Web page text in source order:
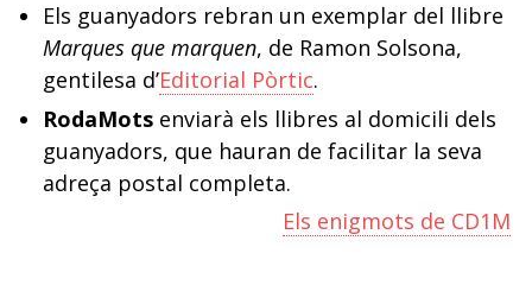
Els guanyadors rebran un exemplar del llibre
Marques que marquen, de Ramon Solsona,
gentilesa d’Editorial Pòrtic.
RodaMots enviarà els llibres al domicili dels
guanyadors, que hauran de facilitar la seva
adreça postal completa.
Els enigmots de CD1M